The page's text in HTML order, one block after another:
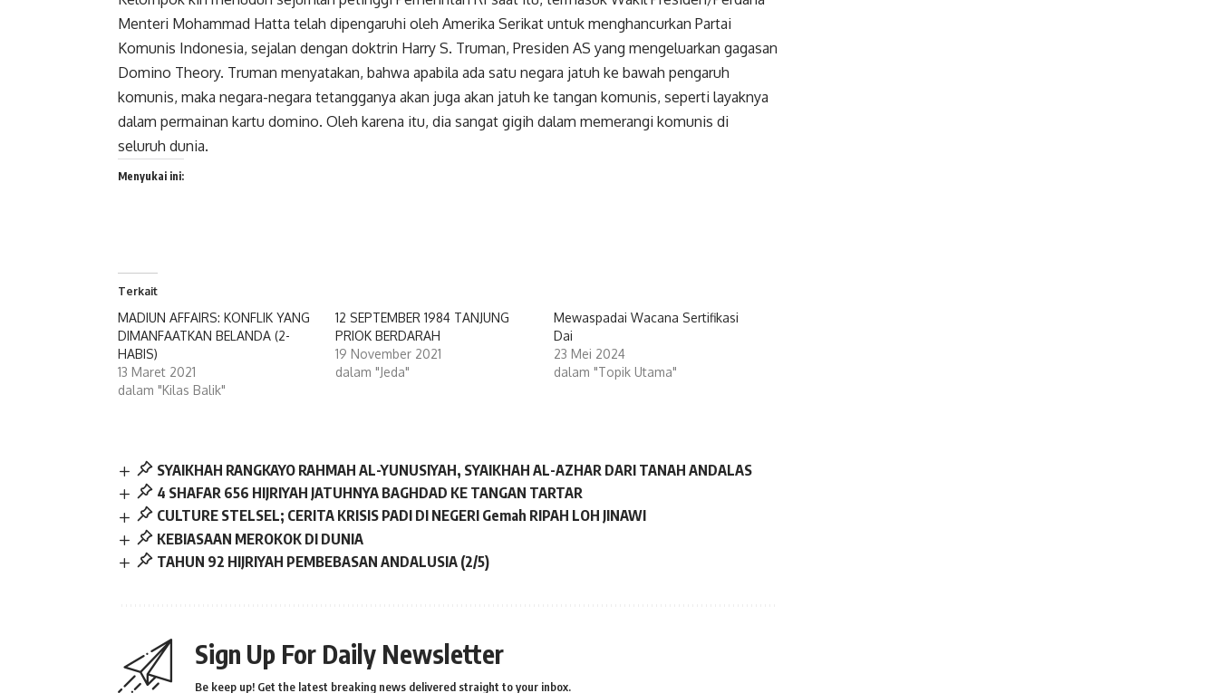
Menteri Mohammad Hatta telah dipengaruhi oleh Amerika Serikat untuk menghancurkan Partai
Komunis Indonesia, sejalan dengan doktrin Harry S. Truman, Presiden AS yang mengeluarkan gagasan
Domino Theory. Truman menyatakan, bahwa apabila ada satu negara jatuh ke bawah pengaruh
komunis, maka negara-negara tetangganya akan juga akan jatuh ke tangan komunis, seperti layaknya
dalam permainan kartu domino. Oleh karena itu, dia sangat gigih dalam memerangi komunis di
seluruh dunia.
Menyukai ini:
Terkait
MADIUN AFFAIRS: KONFLIK YANG
DIMANFAATKAN BELANDA (2-
HABIS)
13 Maret 2021
dalam "Kilas Balik"
12 SEPTEMBER 1984 TANJUNG
PRIOK BERDARAH
19 November 2021
dalam "Jeda"
Mewaspadai Wacana Sertifikasi
Dai
23 Mei 2024
dalam "Topik Utama"
SYAIKHAH RANGKAYO RAHMAH AL-YUNUSIYAH, SYAIKHAH AL-AZHAR DARI TANAH ANDALAS
4 SHAFAR 656 HIJRIYAH JATUHNYA BAGHDAD KE TANGAN TARTAR
CULTURE STELSEL; CERITA KRISIS PADI DI NEGERI Gemah RIPAH LOH JINAWI
KEBIASAAN MEROKOK DI DUNIA
TAHUN 92 HIJRIYAH PEMBEBASAN ANDALUSIA (2/5)
Sign Up For Daily Newsletter
Be keep up! Get the latest breaking news delivered straight to your inbox.